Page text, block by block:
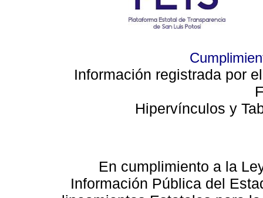
Información registrada por
Hipervínculos y
En cumplimiento a la
Información Pública del